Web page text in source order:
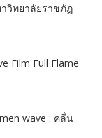
าวิทยาลัยราชภัฏ
Film Full Flame
wave : คลื่น